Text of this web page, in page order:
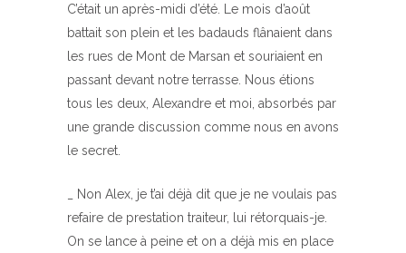
C’était un après-midi d’été. Le mois d’août
battait son plein et les badauds flânaient dans
les rues de Mont de Marsan et souriaient en
passant devant notre terrasse. Nous étions
tous les deux, Alexandre et moi, absorbés par
une grande discussion comme nous en avons
le secret.
_ Non Alex, je t’ai déjà dit que je ne voulais pas
refaire de prestation traiteur, lui rétorquais-je.
On se lance à peine et on a déjà mis en place